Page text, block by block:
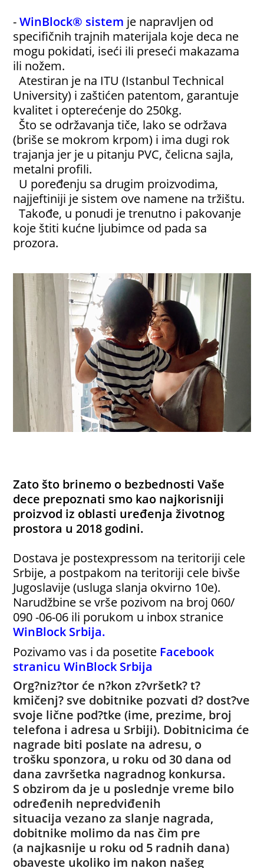
-WinBlock® sistem je napravljen od
specifičnih trajnih materijala koje deca ne
mogu pokidati, iseći ili preseći makazama
ili nožem.
Atestiran je na ITU (Istanbul Technical
University) i zaštićen patentom, garantuje
kvalitet i opterećenje do 250kg.
Što se održavanja tiče, lako se održava
(briše se mokrom krpom) i ima dugi rok
trajanja jer je u pitanju PVC, čelicna sajla,
metalni profili.
U poređenju sa drugim proizvodima,
najjeftiniji je sistem ove namene na tržištu.
Takođe, u ponudi je trenutno i pakovanje
koje štiti kućne ljubimce od pada sa
prozora.
Zato što brinemo o bezbednosti Vaše
dece prepoznati smo kao najkorisniji
proizvod iz oblasti uređenja životnog
prostora u 2018 godini.
Dostava je postexpressom na teritoriji cele
Srbije, a postpakom na teritoriji cele bivše
Jugoslavije (usluga slanja okvirno 10e).
Narudžbine se vrše pozivom na broj 060/
090 -06-06 ili porukom u inbox stranice
WinBlock Srbija.
Pozivamo vas i da posetite Facebook
stranicu WinBlock Srbija
Org?niz?tor će n?kon z?vršetk? t?
kmičenj? sve dobitnike pozvati d? dost?ve
svoje lične pod?tke (ime, prezime, broj
telefona i adresa u Srbiji). Dobitnicima će
nagrade biti poslate na adresu, o
trošku sponzora, u roku od 30 dana od
dana završetka nagradnog konkursa.
S obzirom da je u poslednje vreme bilo
određenih nepredviđenih
situacijavezano za slanje nagrada,
dobitnike molimo da nas čim pre
(a najkasnije u roku od 5 radnih dana)
obaveste ukoliko im nakon našeg